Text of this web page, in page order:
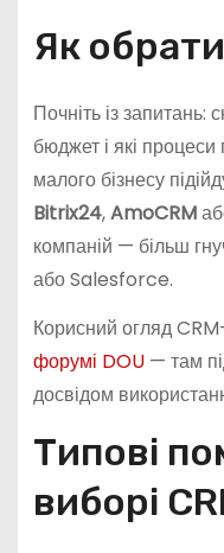
Як
Почніть із запитань:
бюджет і які
малого бізнесу
Bitrix24,AmoCRM
компаній — більш
або Salesforce.
Корисний огляд
форумі DOU— там
досвідом
Типові
виборі